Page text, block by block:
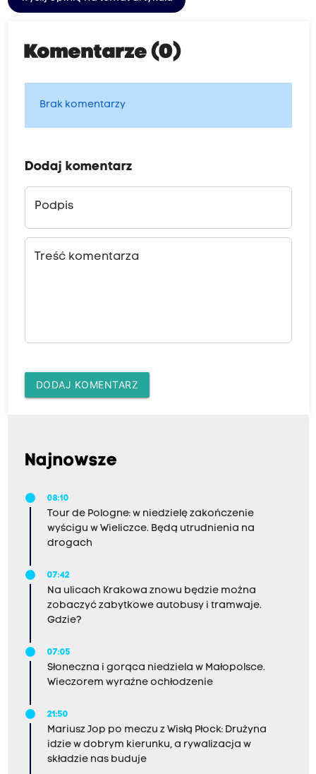
Komentarze (0)
Brak komentarzy
Dodaj komentarz
Podpis
Treść komentarza
DODAJ KOMENTARZ
Najnowsze
08:10
Tour de Pologne: w niedzielę zakończenie
wyścigu w Wieliczce. Będą utrudnienia na
drogach
07:42
Na ulicach Krakowa znowu będzie można
zobaczyć zabytkowe autobusy i tramwaje.
Gdzie?
07:05
Słoneczna i gorąca niedziela w Małopolsce.
Wieczorem wyraźne ochłodzenie
21:50
Mariusz Jop po meczu z Wisłą Płock: Drużyna
idzie w dobrym kierunku, a rywalizacja w
składzie nas buduje